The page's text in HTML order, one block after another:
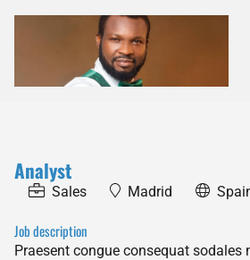
Analyst
Sales Madrid
Job description
Praesent congue consequat sodales